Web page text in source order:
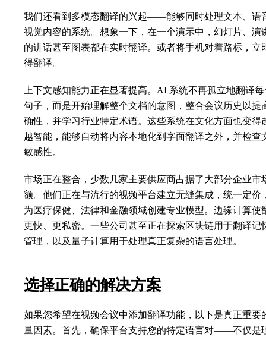
我们还看到多模态翻译的兴起——能够同时处理文本、语
视觉内容的系统。想象一下，在一个演示中，幻灯片、演
的讲话甚至图表都在实时翻译。或者将手机对着路标，立
得翻译。
上下文感知能力正在显著提高。AI 系统不再孤立地翻译
句子，而是开始理解整个文档的意图，整合会议历史以提
确性，并学习行业特定术语。这些系统在文化方面也变得
越智能，能够自动将内容本地化到字面翻译之外，并检查
敏感性。
市场正在整合，少数几家主要供应商占据了大部分企业市
额。他们正在与流行的视频平台建立无缝集成，统一定价
为医疗保健、法律和金融领域创建专业模型。边缘计算使
更快、更私密。一些公司甚至正在探索区块链用于翻译记
管理，以及量子计算用于处理真正复杂的语言处理。
选择正确的解决方案
如果您希望在视频会议中添加翻译功能，以下是真正重要
量因素。首先，确保平台支持您的特定语言对——不仅是